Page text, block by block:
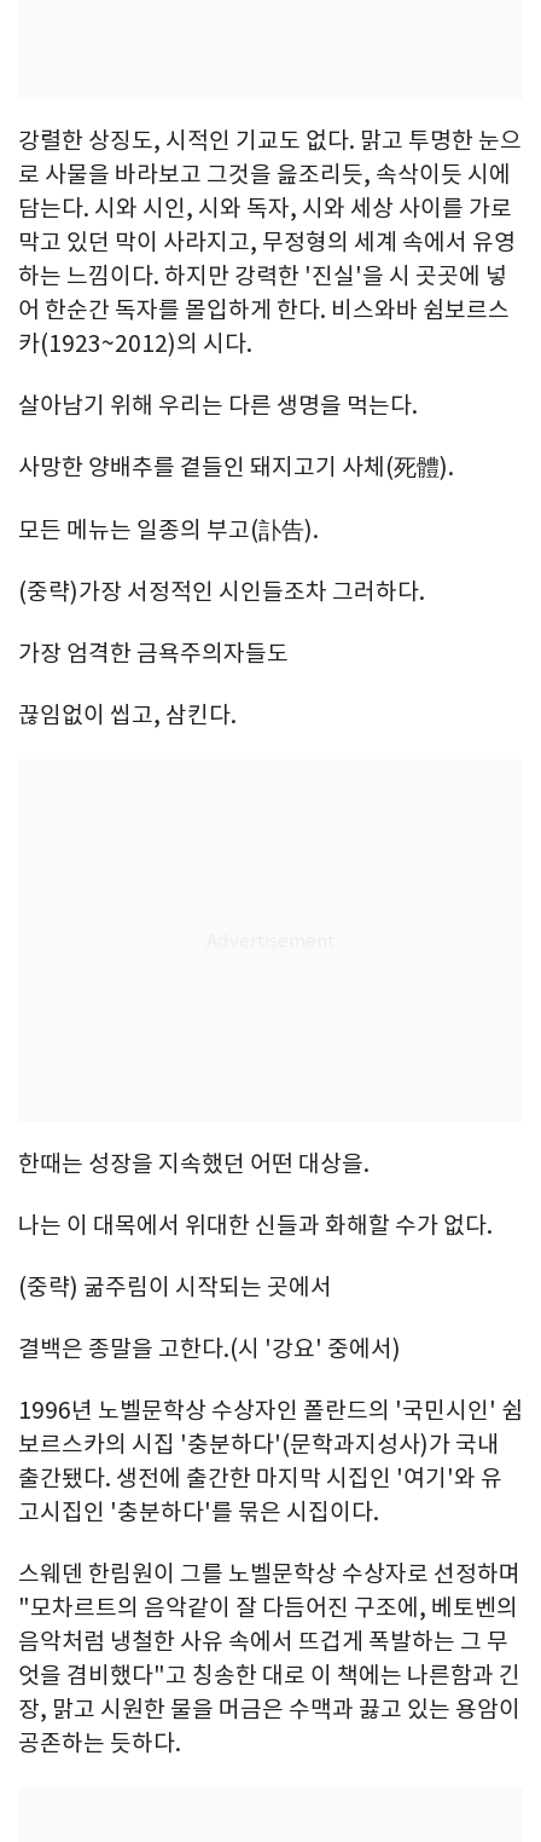
강렬한 상징도, 시적인 기교도 없다. 맑고 투명한 눈으
로 사물을 바라보고 그것을 읊조리듯, 속삭이듯 시에
담는다. 시와 시인, 시와 독자, 시와 세상 사이를 가로
막고 있던 막이 사라지고, 무정형의 세계 속에서 유영
하는 느낌이다. 하지만 강력한 '진실'을 시 곳곳에 넣
어 한순간 독자를 몰입하게 한다. 비스와바 쉼보르스
카(1923~2012)의 시다.
살아남기 위해 우리는 다른 생명을 먹는다.
사망한 양배추를 곁들인 돼지고기 사체(死體).
모든 메뉴는 일종의 부고(訃告).
(중략)가장 서정적인 시인들조차 그러하다.
가장 엄격한 금욕주의자들도
끊임없이 씹고, 삼킨다.
한때는 성장을 지속했던 어떤 대상을.
나는 이 대목에서 위대한 신들과 화해할 수가 없다.
(중략) 굶주림이 시작되는 곳에서
결백은 종말을 고한다.(시 '강요' 중에서)
1996년 노벨문학상 수상자인 폴란드의 '국민시인' 쉼
보르스카의 시집 '충분하다'(문학과지성사)가 국내
출간됐다. 생전에 출간한 마지막 시집인 '여기'와 유
고시집인 '충분하다'를 묶은 시집이다.
스웨덴 한림원이 그를 노벨문학상 수상자로 선정하며
"모차르트의 음악같이 잘 다듬어진 구조에, 베토벤의
음악처럼 냉철한 사유 속에서 뜨겁게 폭발하는 그 무
엇을 겸비했다"고 칭송한 대로 이 책에는 나른함과 긴
장, 맑고 시원한 물을 머금은 수맥과 끓고 있는 용암이
공존하는 듯하다.